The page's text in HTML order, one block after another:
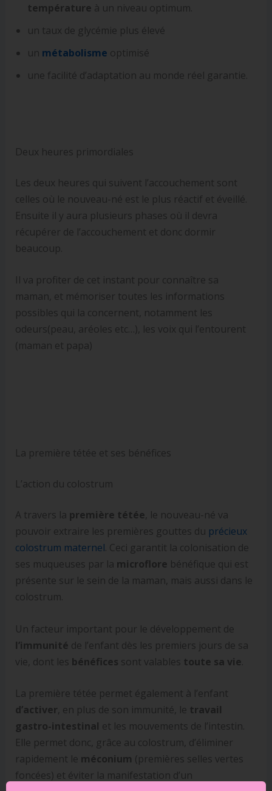
température à un niveau optimum.
un taux de glycémie plus élevé
un métabolisme optimisé
une facilité d’adaptation au monde réel garantie.
Deux heures primordiales
Les deux heures qui suivent l’accouchement sont
celles où le nouveau-né est le plus réactif et éveillé.
Ensuite il y aura plusieurs phases où il devra
récupérer de l’accouchement et donc dormir
beaucoup.
Il va profiter de cet instant pour connaître sa
maman, et mémoriser toutes les informations
possibles qui la concernent, notamment les
odeurs(peau, aréoles etc…), les voix qui l’entourent
(maman et papa)
La première tétée et ses bénéfices
L’action du colostrum
A travers la première tétée , le nouveau-né va
pouvoir extraire les premières gouttes du précieux
colostrum maternel. Ceci garantit la colonisation de
ses muqueuses par la microflore bénéfique qui est
présente sur le sein de la maman, mais aussi dans le
colostrum.
Un facteur important pour le développement de
l’immunité de l’enfant dès les premiers jours de sa
vie, dont les bénéfices sont valables toute sa vie.
La première tétée permet également à l’enfant
d’activer , en plus de son immunité, le travail
gastro-intestinal et les mouvements de l’intestin.
Elle permet donc, grâce au colostrum, d’éliminer
rapidement le méconium (premières selles vertes
foncées) et éviter la manifestation d’un